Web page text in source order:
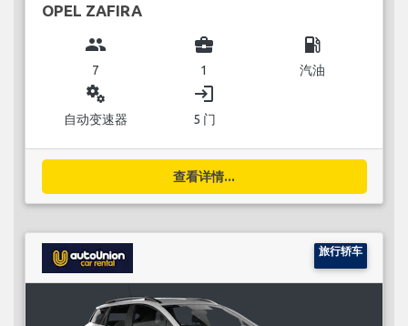
OPEL ZAFIRA
group
7
business_center
1
local_gas_station
汽油
miscellaneous_services
自动变速器
login
5 门
查看详情...
旅行轿车